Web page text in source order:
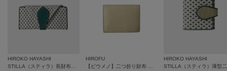
HIROKO HAYASHI
HIROFU
HIROKO HAYASHI